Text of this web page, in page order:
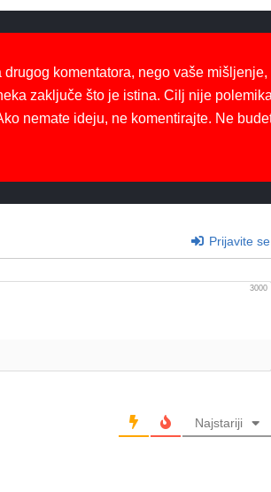
komentatora, nego vaše mišljenje,
zaključe što je istina. Cilj nije
nemate ideju, ne komentirajte. Ne
Prijavite se
3000
Najstariji